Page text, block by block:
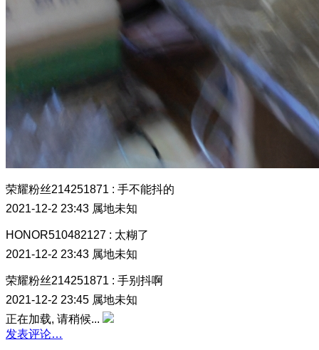
荣耀粉丝214251871 : 手不能抖的
2021-12-2 23:43 属地未知
HONOR510482127 : 太糊了
2021-12-2 23:43 属地未知
荣耀粉丝214251871 : 手别抖啊
2021-12-2 23:45 属地未知
正在加载, 请稍候...
发表评论…